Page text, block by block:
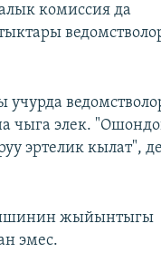
комиссия да
чыга элек.
эртелик кылат",
ишинин жыйынтыгы
эмес.